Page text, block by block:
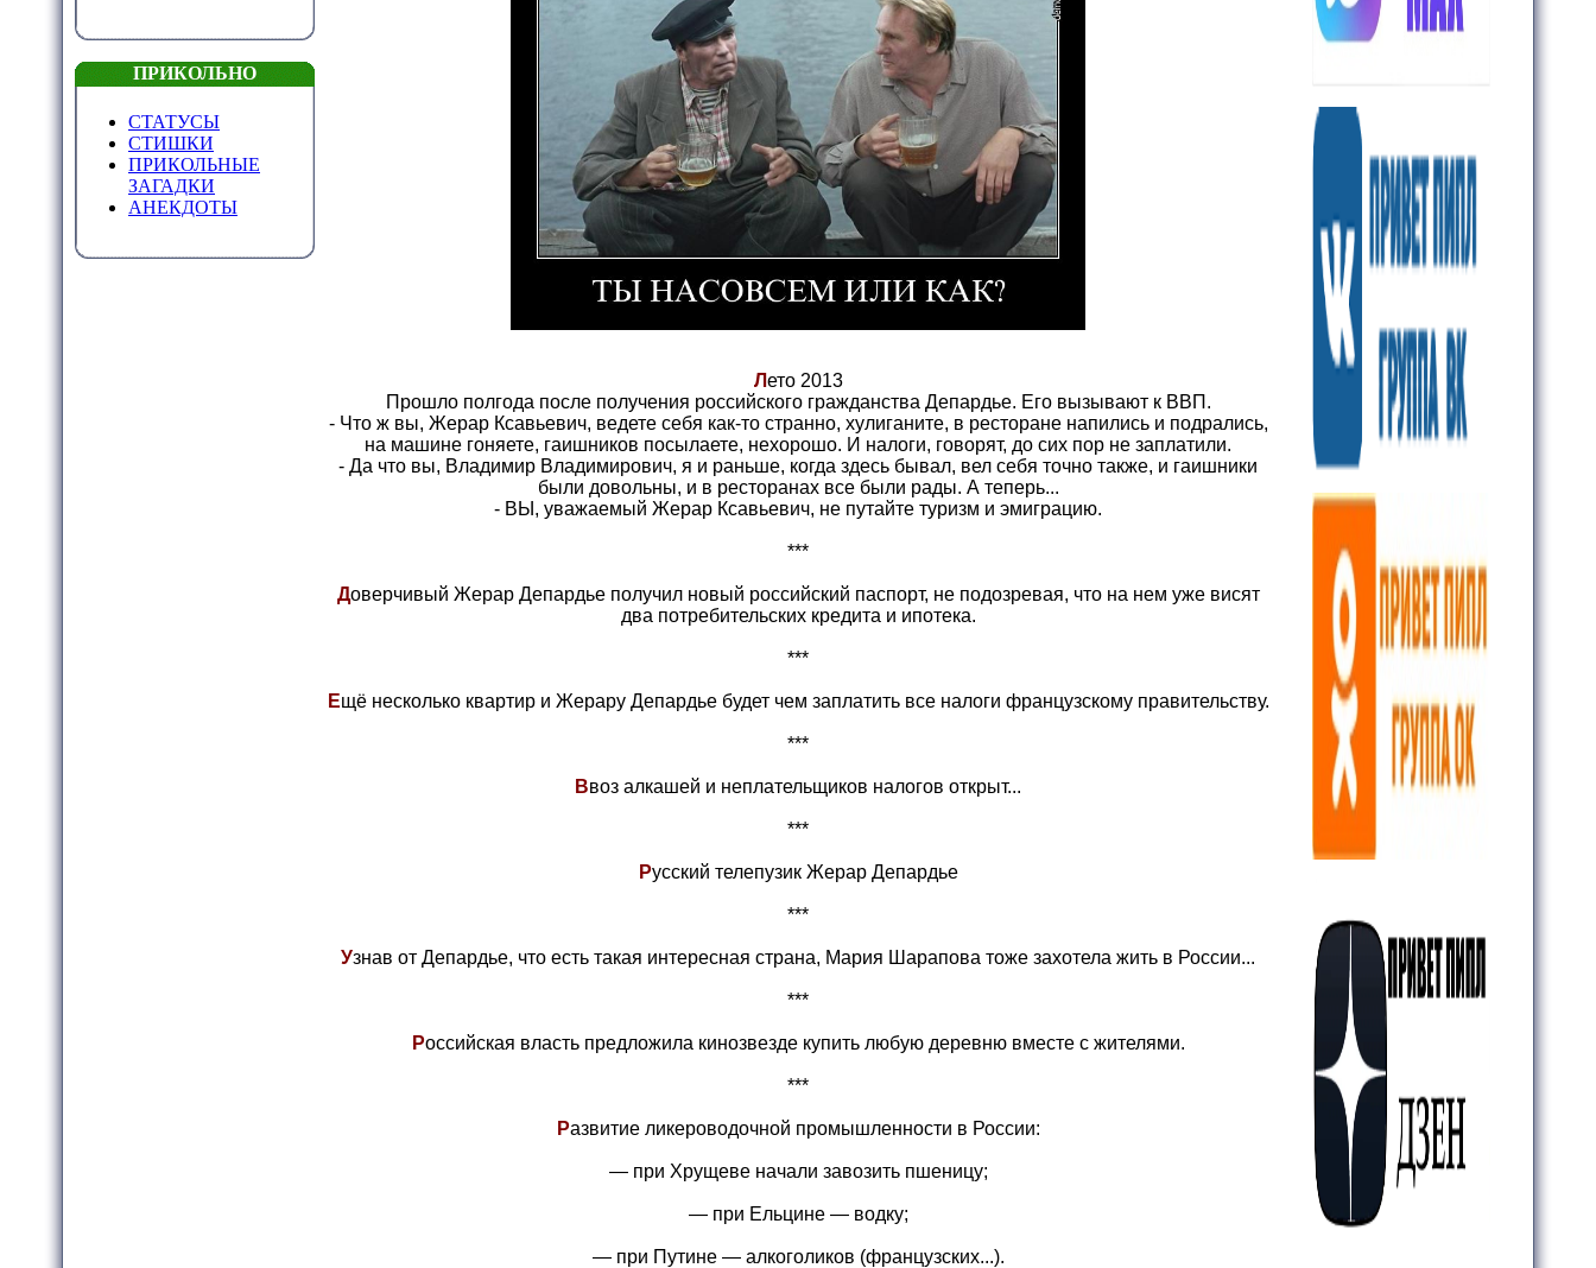
ПРИКОЛЬНО
СТАТУСЫ
СТИШКИ
ПРИКОЛЬНЫЕ
ЗАГАДКИ
АНЕКДОТЫ
Лето 2013
Прошло полгода после получения российского гражданства Депардье. Его вызывают к ВВП.
- Что ж вы, Жерар Ксавьевич, ведете себя как-то странно, хулиганите, в ресторане напились и подрались,
на машине гоняете, гаишников посылаете, нехорошо. И налоги, говорят, до сих пор не заплатили.
- Да что вы, Владимир Владимирович, я и раньше, когда здесь бывал, вел себя точно также, и гаишники
были довольны, и в ресторанах все были рады. А теперь...
- ВЫ, уважаемый Жерар Ксавьевич, не путайте туризм и эмиграцию.
***
Доверчивый Жерар Депардье получил новый российский паспорт, не подозревая, что на нем уже висят
два потребительских кредита и ипотека.
***
Ещё несколько квартир и Жерару Депардье будет чем заплатить все налоги французскому правительству.
***
Ввоз алкашей и неплательщиков налогов открыт...
***
Русский телепузик Жерар Депардье
***
Узнав от Депардье, что есть такая интересная страна, Мария Шарапова тоже захотела жить в России...
***
Российская власть предложила кинозвезде купить любую деревню вместе с жителями.
***
Развитие ликероводочной промышленности в России:
— при Хрущеве начали заво­зить пшеницу;
— при Ельцине — водку;
— при Путине — алкоголиков (французских...).